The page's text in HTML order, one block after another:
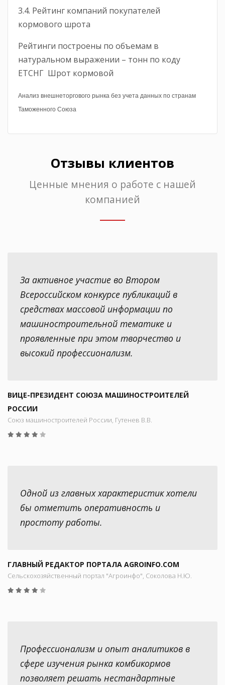
3.4. Рейтинг компаний покупателей
кормового шрота
Рейтинги построены по объемам в
натуральном выражении – тонн по коду
ЕТСНГ Шрот кормовой
Анализ внешнеторгового рынка без учета данных по странам
Таможенного Союза
Отзывы клиентов
Ценные мнения о работе с нашей
компанией
За активное участие во Втором
Всероссийском конкурсе публикаций в
средствах массовой информации по
машиностроительной тематике и
проявленные при этом творчество и
высокий профессионализм.
ВИЦЕ-ПРЕЗИДЕНТ СОЮЗА МАШИНОСТРОИТЕЛЕЙ
РОССИИ
Союз машиностроителей России, Гутенев В.В.
Одной из главных характеристик хотели
бы отметить оперативность и
простоту работы.
ГЛАВНЫЙ РЕДАКТОР ПОРТАЛА AGROINFO.COM
Сельскохозяйственный портал "Агроинфо", Соколова Н.Ю.
Профессионализм и опыт аналитиков в
сфере изучения рынка комбикормов
позволяет решать нестандартные